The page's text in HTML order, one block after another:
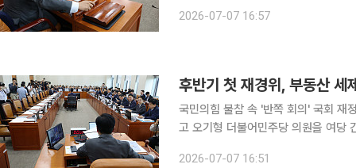
대규모 초과 세수 활용 방안이 최대
2026-07-07 16:57
후반기 첫 재경위, 부동산 세
국민의힘 불참 속 '반쪽 회의' 국회 재정경제기획위원회는 7일 22대 후반기 국회 첫 전체회의를 열
고 오기형 더불어민주당 의원을 여당
2026-07-07 16:51